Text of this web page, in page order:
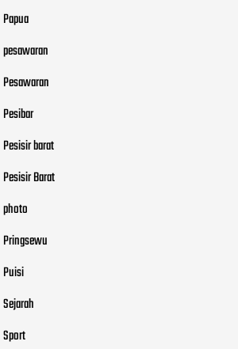
Papua
pesawaran
Pesawaran
Pesibar
Pesisir barat
Pesisir Barat
photo
Pringsewu
Puisi
Sejarah
Sport